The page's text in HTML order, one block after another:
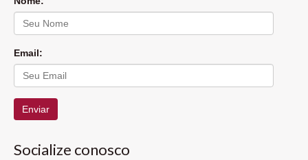
Email:
Enviar
Socialize conosco